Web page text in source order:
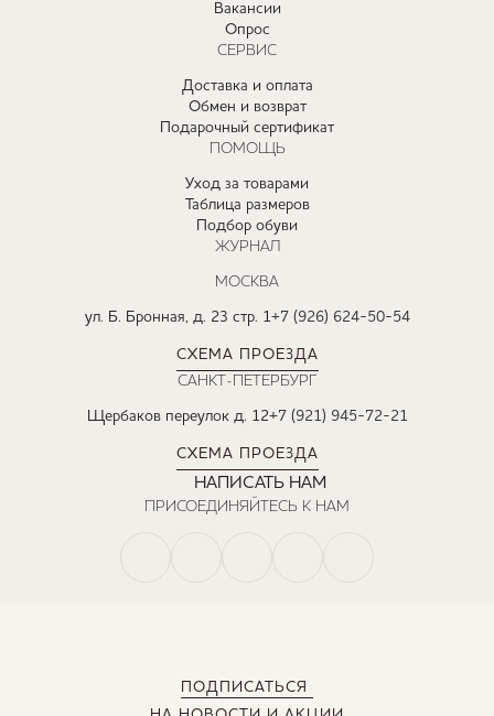
ПОДПИСАТЬСЯ
Вакансии
Опрос
СЕРВИС
Доставка и оплата
Обмен и возврат
Подарочный сертификат
ПОМОЩЬ
Уход за товарами
Таблица размеров
Подбор обуви
ЖУРНАЛ
МОСКВА
ул. Б. Бронная, д. 23 стр. 1+7 (926) 624-50-54
СХЕМА ПРОЕЗДА
САНКТ-ПЕТЕРБУРГ
Щербаков переулок д. 12+7 (921) 945-72-21
СХЕМА ПРОЕЗДА
НАПИСАТЬ НАМ
ПРИСОЕДИНЯЙТЕСЬ К НАМ